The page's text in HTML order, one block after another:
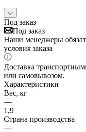
Под заказ
Под заказ
Наши менеджеры
условия заказа
Доставка
или самовывозом.
Характеристики
Вес, кг
—
1,9
Страна производства
—